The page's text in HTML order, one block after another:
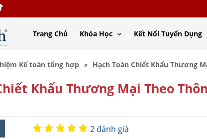
Trang Chủ Khóa Học Kết Nối Tuyển Dụng
Kế toán tổng hợp Hạch Toán Chiết Khấu Thương
Khấu Thương Mại Theo
2 đánh giá